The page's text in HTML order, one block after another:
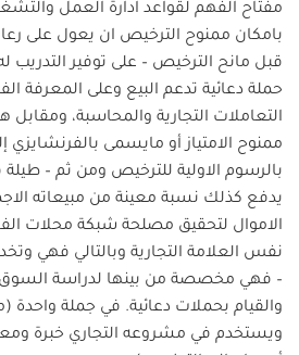
مفتاح الفهم لقواعد ادارة العمل
بامكان ممنوح الترخيص ان يعول على
قبل مانح الترخيص – على توفير التدريب
حملة دعائية تدعم البيع وعلى المعرفة
التعاملات التجارية والمحاسبة،
ممنوح الامتياز أو مايسمى بالفرنشايزي
بالرسوم الاولية للترخيص ومن ثم –
يدفع كذلك نسبة معينة من مبيعاته
الاموال لتحقيق مصلحة شبكة محلات
نفس العلامة التجارية وبالتالي فهي
– فهي مخصصة من بينها لدراسة
والقيام بحملات دعائية. في جملة واحدة
ويستخدم في مشروعه التجاري خبرة